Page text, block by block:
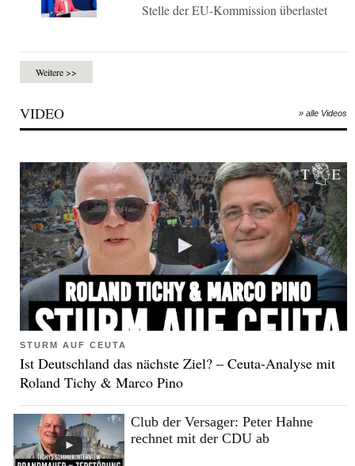
Stelle der EU-Kommission überlastet
Weitere >>
VIDEO » alle Videos
STURM AUF CEUTA
Ist Deutschland das nächste Ziel? – Ceuta-Analyse mit
Roland Tichy & Marco Pino
Club der Versager: Peter Hahne
rechnet mit der CDU ab